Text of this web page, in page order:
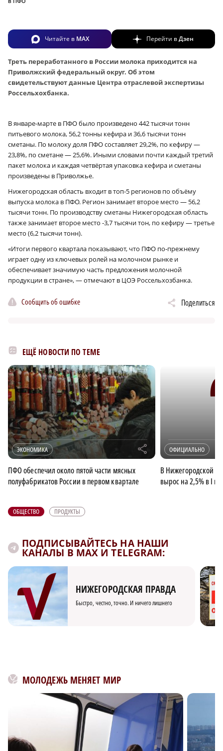
Читайте в MAX Перейти вДзен
Треть переработанного в России молока приходится на
Приволжский федеральный округ. Об этом
свидетельствуют данные Центра отраслевой экспертизы
Россельхохбанка.
В январе-марте в ПФО было произведено 442 тысячи тонн
питьевого молока, 56,2 тонны кефира и 36,6 тысячи тонн
сметаны. По молоку доля ПФО составляет 29,2%, по кефиру —
23,8%, по сметане — 25,6%. Иными словами почти каждый третий
пакет молока и каждая четвёртая упаковка кефира и сметаны
произведены в Приволжье.
Нижегородская область входит в топ‑5 регионов по объёму
выпуска молока в ПФО. Регион занимает второе место — 56,2
тысячи тонн. По производству сметаны Нижегородская область
также занимает второе место ‑3,7 тысячи тон, по кефиру — третье
место (6,2 тысячи тонн).
«Итоги первого квартала показывают, что ПФО по‑прежнему
играет одну из ключевых ролей на молочном рынке и
обеспечивает значимую часть предложения молочной
продукции в стране», — отмечают в ЦОЭ Россельхозбанка.
Сообщить об ошибке Поделиться
ЕЩЁ НОВОСТИ ПО ТЕМЕ
ЭКОНОМИКА r
ПФО обеспечил около пятой части мясных
полуфабрикатов России в первом квартале
ОФИЦИАЛЬНО
В Нижегородской
вырос на 2,5% в I
ОБЩЕСТВО ПРОДУКТЫ
ПОДПИСЫВАЙТЕСЬ НА НАШИ
КАНАЛЫ В MAX И TELEGRAM:
НИЖЕГОРОДСКАЯ ПРАВДА
Быстро, честно, точно. И ничего лишнего
МОЛОДЕЖЬ МЕНЯЕТ МИР